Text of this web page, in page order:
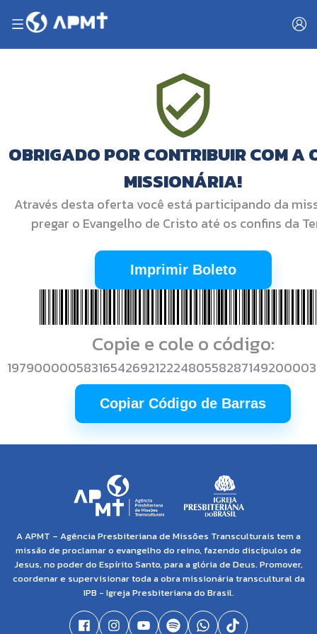
OBRIGADO POR CONTRIBUIR COM A
MISSIONÁRIA!
Através desta oferta você está participando da
pregar o Evangelho de Cristo até os confins da
Imprimir Boleto
Copie e cole o código:
Copiar Código de Barras
A APMT – Agência Presbiteriana de Missões Transculturais tem a
missão de proclamar o evangelho do reino, fazendo discípulos de
Jesus, no poder do Espírito Santo, para a glória de Deus. Promover,
coordenar e supervisionar toda a obra missionária transcultural da
IPB - Igreja Presbiteriana do Brasil.